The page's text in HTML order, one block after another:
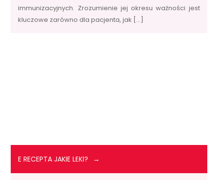
immunizacyjnych. Zrozumienie jej okresu ważności jest
kluczowe zarówno dla pacjenta, jak […]
E RECEPTA JAKIE LEKI?